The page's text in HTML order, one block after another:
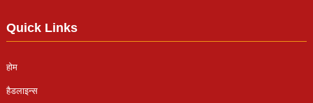
Quick Links
होम
हैडलाइन्स